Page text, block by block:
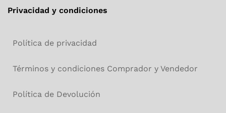
Privacidad y condiciones
Política de privacidad
Términos y condiciones Comprador y Vendedor
Política de Devolución